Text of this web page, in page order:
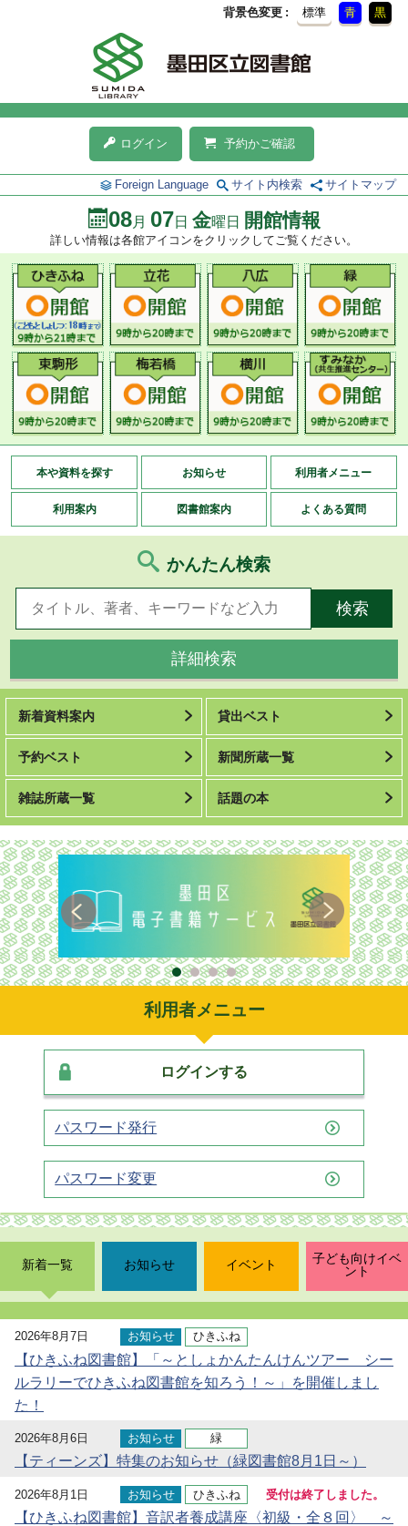
背景色変更 標準 青 黒
ログイン 予約かご確認
Foreign Language サイト内検索 サイトマップ
08月 07 日 金曜日 開館情報
詳しい情報は各館アイコンをクリックしてご覧ください。
本や資料を探す お知らせ 利用者メニュー
利用案内 図書館案内 よくある質問
かんたん検索
詳細検索
新着資料案内 貸出ベスト
予約ベスト 新聞所蔵一覧
雑誌所蔵一覧 話題の本
利用者メニュー
ログインする
パスワード発行
パスワード変更
新着一覧 お知らせ イベント
子ども向けイベ
ント
2026年8月7日 お知らせ ひきふね
【ひきふね図書館】「～としょかんたんけんツアー シー
ルラリーでひきふね図書館を知ろう！～」を開催しまし
た！
2026年8月6日 お知らせ 緑
【ティーンズ】特集のお知らせ（緑図書館8月1日～）
2026年8月1日 お知らせ ひきふね 受付は終了しました。
【ひきふね図書館】音訳者養成講座〈初級・全８回〉 ～